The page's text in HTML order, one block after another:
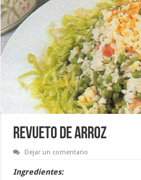
REVUETO DE ARROZ
Dejar un comentario
Ingredientes: